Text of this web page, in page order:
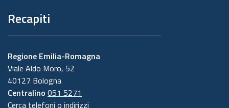
Recapiti
Regione Emilia-Romagna
Viale Aldo Moro, 52
40127 Bologna
Centralino 051 5271
Cerca telefoni o indirizzi